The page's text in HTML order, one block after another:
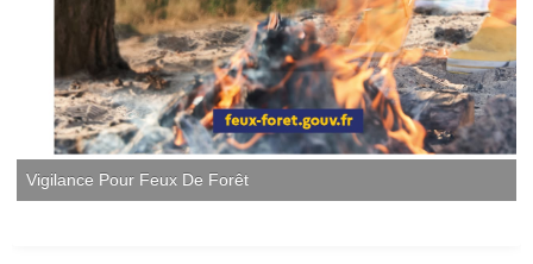
Vigilance Pour Feux De Forêt